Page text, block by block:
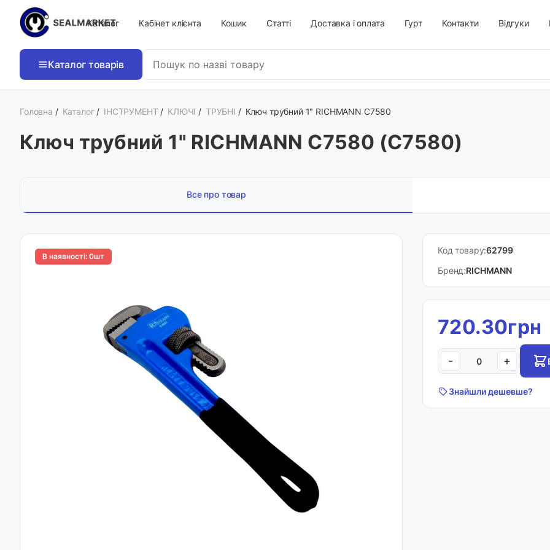
Каталог Кабінет клієнта Кошик Статті Доставка і оплата Гурт Контакти Відгуки
Каталог товарів
Головна / Каталог / ІНСТРУМЕНТ / КЛЮЧІ / ТРУБНІ / Ключ трубний 1" RICHMANN C7580
Ключ трубний 1" RICHMANN C7580 (C7580)
Все про товар
В наявності: 0шт
Код товару:62799
Бренд:RICHMANN
720.30грн
- +
Знайшли дешевше?